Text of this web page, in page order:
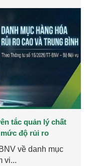
tắc quản lý chất
độ rủi ro
về danh mục
vi...